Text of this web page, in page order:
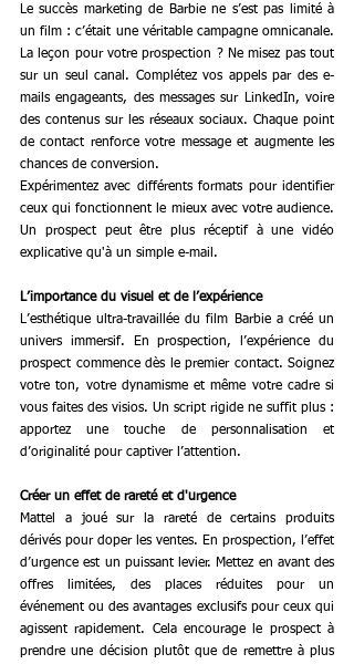
Le succès marketing de Barbie ne s’est pas limité à
un film : c’était une véritable campagne omnicanale.
La leçon pour votre prospection ? Ne misez pas tout
sur un seul canal. Complétez vos appels par des e-
mails engageants, des messages sur LinkedIn, voire
des contenus sur les réseaux sociaux. Chaque point
de contact renforce votre message et augmente les
chances de conversion.
Expérimentez avec différents formats pour identifier
ceux qui fonctionnent le mieux avec votre audience.
Un prospect peut être plus réceptif à une vidéo
explicative qu'à un simple e-mail.
L’importance du visuel et de l’expérience
L’esthétique ultra-travaillée du film Barbie a créé un
univers immersif. En prospection, l’expérience du
prospect commence dès le premier contact. Soignez
votre ton, votre dynamisme et même votre cadre si
vous faites des visios. Un script rigide ne suffit plus :
apportez une touche de personnalisation et
d’originalité pour captiver l’attention.
Créer un effet de rareté et d'urgence
Mattel a joué sur la rareté de certains produits
dérivés pour doper les ventes. En prospection, l’effet
d’urgence est un puissant levier. Mettez en avant des
offres limitées, des places réduites pour un
événement ou des avantages exclusifs pour ceux qui
agissent rapidement. Cela encourage le prospect à
prendre une décision plutôt que de remettre à plus